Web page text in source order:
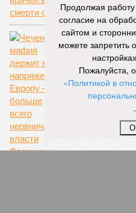
Чеченский
Продолжая
согласие на
сайтом и
можете запретить
Пожалуйста,
«Политикой в
.